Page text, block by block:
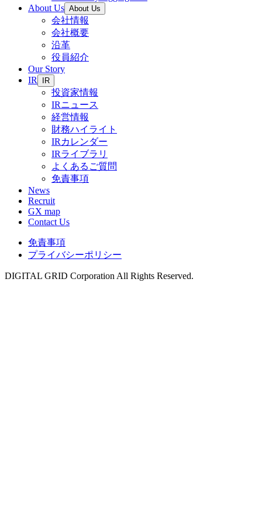
About Us About Us
会社情報
会社概要
沿革
役員紹介
Our Story
IR
IR
投資家情報
IRニュース
経営情報
財務ハイライト
IRカレンダー
IRライブラリ
よくあるご質問
免責事項
News
Recruit
GX map
Contact Us
免責事項
プライバシーポリシー
DIGITAL GRID Corporation All Rights Reserved.